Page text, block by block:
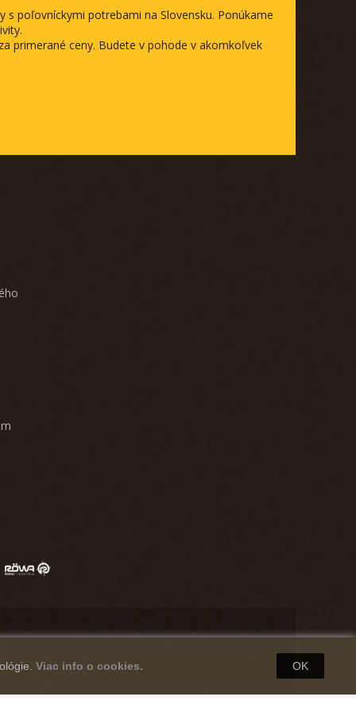
poľovníckymi potrebami na Slovensku. Ponúkame
primerané ceny. Budete v pohode v akomkoľvek
Viac info o cookies. OK